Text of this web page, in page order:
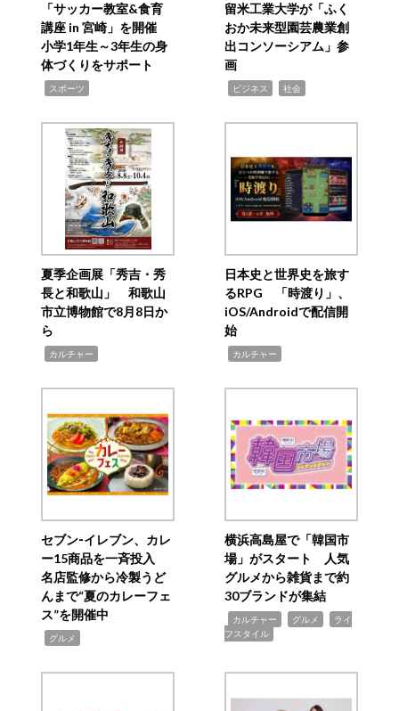
「サッカー教室&食育
講座 in 宮崎」を開催
小学1年生～3年生の身
体づくりをサポート
スポーツ
留米工業大学が「ふく
おか未来型園芸農業創
出コンソーシアム」参
画
ビジネス 社会
夏季企画展「秀吉・秀
長と和歌山」 和歌山
市立博物館で8月8日か
ら
カルチャー
日本史と世界史を旅す
るRPG 「時渡り」、
iOS/Androidで配信開
始
カルチャー
セブン‐イレブン、カレ
ー15商品を一斉投入
名店監修から冷製うど
んまで“夏のカレーフェ
ス”を開催中
グルメ
横浜高島屋で「韓国市
場」がスタート 人気
グルメから雑貨まで約
30ブランドが集結
カルチャー グルメ
ライ
フスタイル